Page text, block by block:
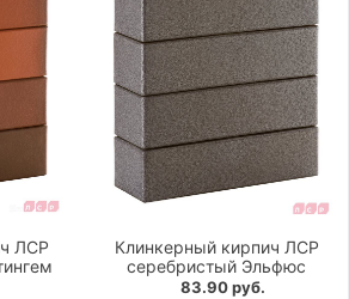
ЛСР
Клинкерный кирпич ЛСР
серебристый Эльфюс
83.90 руб.